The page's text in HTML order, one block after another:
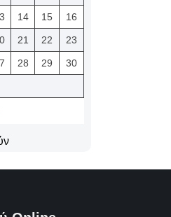
14 15 16
21 22 23
28 29 30